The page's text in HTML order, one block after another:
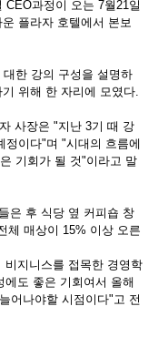
과정이 오는 7월21일
플라자 호텔에서 본보
한 강의 구성을 설명하
위해 한 자리에 모였다.
사장은 "지난 3기 때 강
정이다"며 "시대의 흐름에
기회가 될 것"이라고 말
은 후 식당 옆 커피숍 창
체 매상이 15% 이상 오른
비지니스를 접목한 경영학
도 좋은 기회여서 올해
어나야할 시점이다"고 전